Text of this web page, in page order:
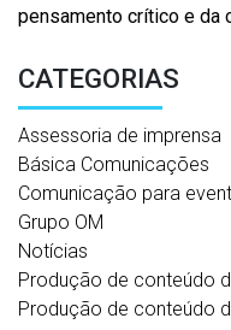
pensamento crítico e da
CATEGORIAS
Assessoria de imprensa
Básica Comunicações
Comunicação para
Grupo OM
Notícias
Produção de conteúdo
Produção de conteúdo